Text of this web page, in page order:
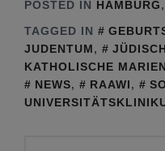
POSTED IN HAMBURG,
TAGGED IN
JUDENTUM,
KATHOLISCHE
NEWS, RAAWI,